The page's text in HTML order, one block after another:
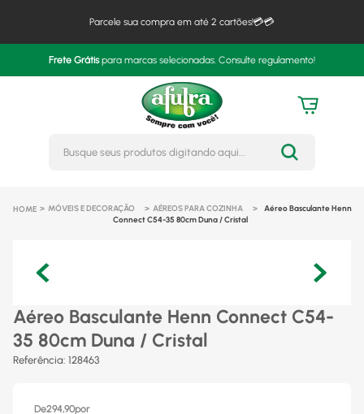
Parcele sua compra em até 2 cartões!💳💳
Frete Grátispara marcas selecionadas. Consulte regulamento!
Busque seus produtos
MÓVEIS E DECORAÇÃO AÉREOS PARA COZINHA
Aéreo Basculante Henn
Connect C54-35 80cm Duna / Cristal
Aéreo Basculante Henn Connect C54-
35 80cm Duna / Cristal
Referência: 128463
De294,90por